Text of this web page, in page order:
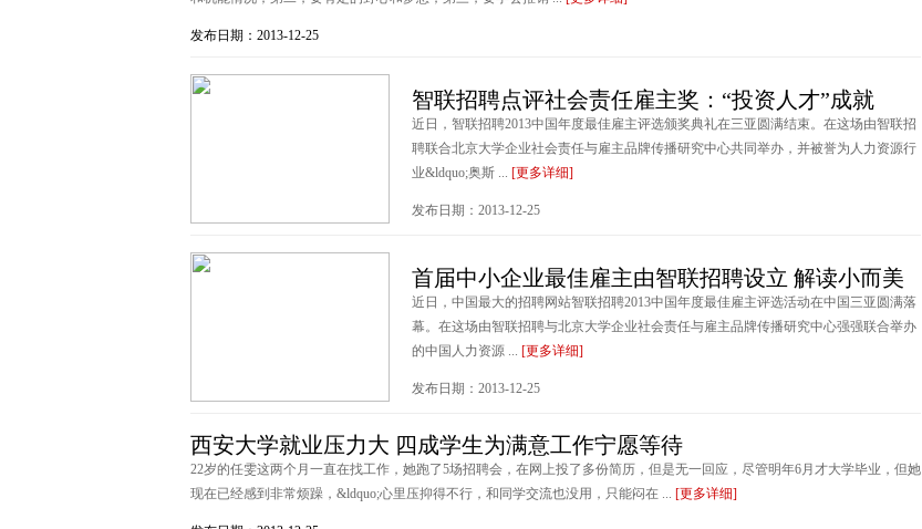
发布日期：2013-12-25
智联招聘点评社会责任雇主奖：“投资人才”成就
近日，智联招聘2013中国年度最佳雇主评选颁奖典礼在三亚圆满结束。在这场由智联招
聘联合北京大学企业社会责任与雇主品牌传播研究中心共同举办，并被誉为人力资源行
业&ldquo;奥斯 ... [更多详细]
发布日期：2013-12-25
首届中小企业最佳雇主由智联招聘设立 解读小而美
近日，中国最大的招聘网站智联招聘2013中国年度最佳雇主评选活动在中国三亚圆满落
幕。在这场由智联招聘与北京大学企业社会责任与雇主品牌传播研究中心强强联合举办
的中国人力资源 ... [更多详细]
发布日期：2013-12-25
西安大学就业压力大 四成学生为满意工作宁愿等待
22岁的任雯这两个月一直在找工作，她跑了5场招聘会，在网上投了多份简历，但是无一回应，尽管明年6月才大学毕业，但她
现在已经感到非常烦躁，&ldquo;心里压抑得不行，和同学交流也没用，只能闷在 ... [更多详细]